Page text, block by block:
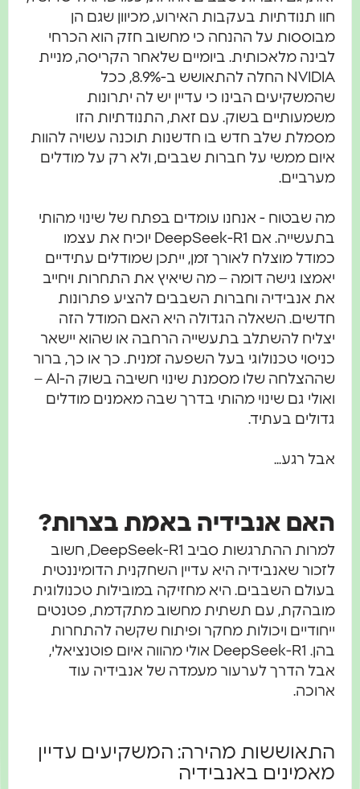
חוו תנודתיות בעקבות האירוע, מכיוון שגם הן
מבוססות על ההנחה כי מחשוב חזק הוא הכרחי
לבינה מלאכותית. ביומיים שלאחר הקריסה, מניית
NVIDIA החלה להתאושש ב-8.9%, ככל
שהמשקיעים הבינו כי עדיין יש לה יתרונות
משמעותיים בשוק. עם זאת, התנודתיות הזו
מסמלת שלב חדש בו חדשנות תוכנה עשויה להוות
איום ממשי על חברות שבבים, ולא רק על מודלים
מערביים.
מה שבטוח - אנחנו עומדים בפתח של שינוי מהותי
בתעשייה. אם DeepSeek-R1 יוכיח את עצמו
כמודל מוצלח לאורך זמן, ייתכן שמודלים עתידיים
יאמצו גישה דומה – מה שיאיץ את התחרות ויחייב
את אנבידיה וחברות השבבים להציע פתרונות
חדשים. השאלה הגדולה היא האם המודל הזה
יצליח להשתלב בתעשייה הרחבה או שהוא יישאר
כניסוי טכנולוגי בעל השפעה זמנית. כך או כך, ברור
שההצלחה שלו מסמנת שינוי חשיבה בשוק ה-AI –
ואולי גם שינוי מהותי בדרך שבה מאמנים מודלים
גדולים בעתיד.
אבל רגע...
האם אנבידיה באמת בצרות?
למרות ההתרגשות סביב DeepSeek-R1, חשוב
לזכור שאנבידיה היא עדיין השחקנית הדומיננטית
בעולם השבבים. היא מחזיקה במובילות טכנולוגית
מובהקת, עם תשתית מחשוב מתקדמת, פטנטים
ייחודיים ויכולות מחקר ופיתוח שקשה להתחרות
בהן. DeepSeek-R1 אולי מהווה איום פוטנציאלי,
אבל הדרך לערעור מעמדה של אנבידיה עוד
ארוכה.
התאוששות מהירה: המשקיעים עדיין
מאמינים באנבידיה